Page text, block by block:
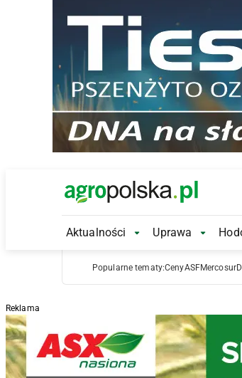
Main Logo
Aktualności Aktualności
Uprawa
Popularne tematy:CenyASFMercosur
Reklama